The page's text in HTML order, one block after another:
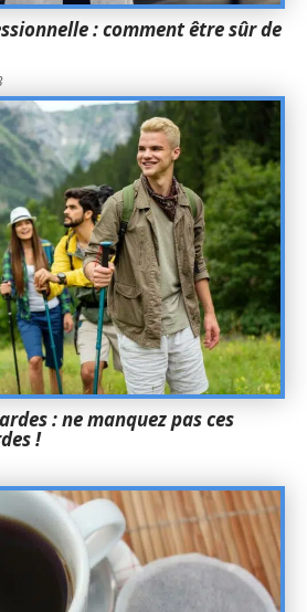
: comment être sûr de
: ne manquez pas ces
!